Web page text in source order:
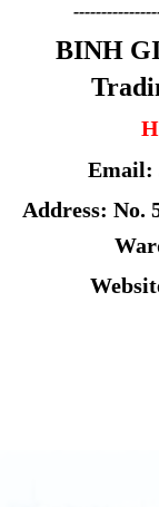
BINH
Email:
Address: No.